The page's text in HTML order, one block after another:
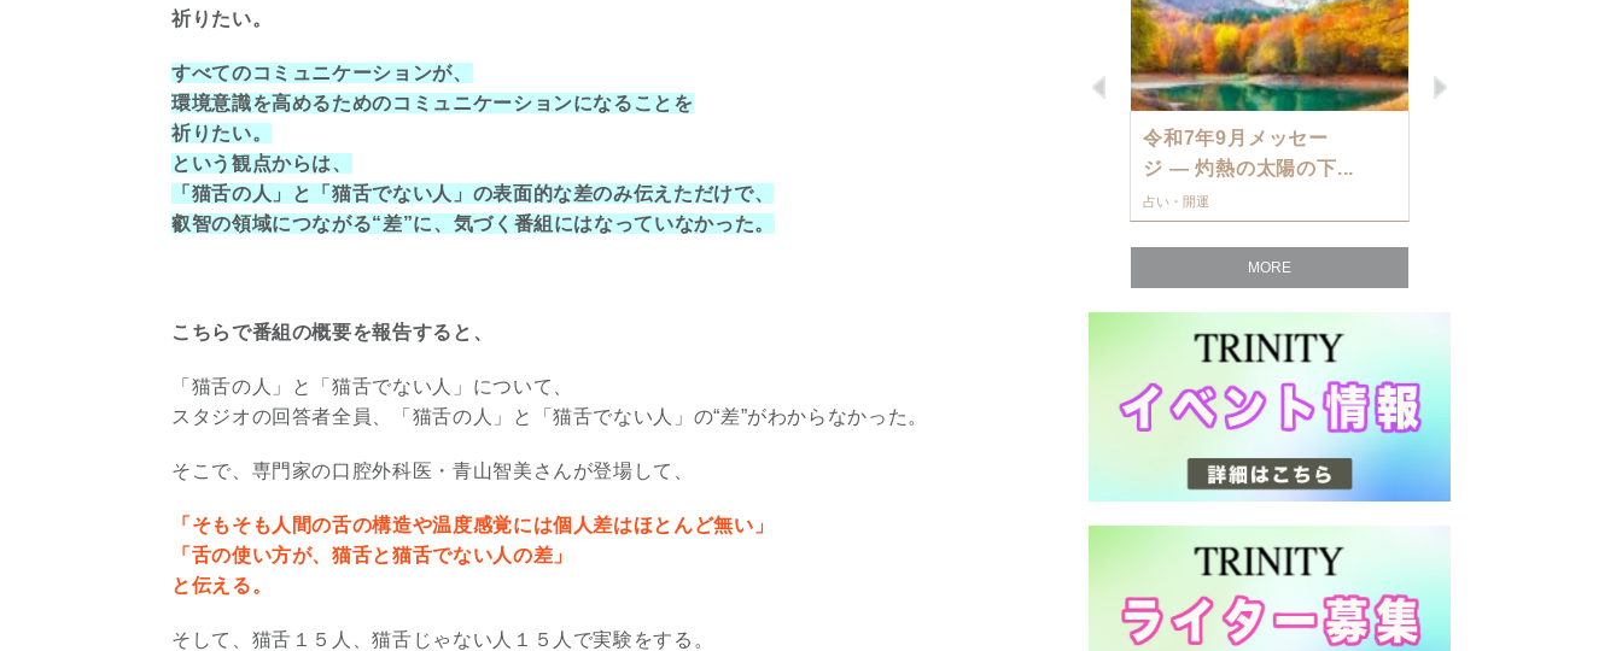
祈りたい。
すべてのコミュニケーションが、
環境意識を高めるためのコミュニケーションになることを
祈りたい。
という観点からは、
「猫舌の人」と「猫舌でない人」の表面的な差のみ伝えただけで、
叡智の領域につながる“差”に、気づく番組にはなっていなかった。
こちらで番組の概要を報告すると、
「猫舌の人」と「猫舌でない人」について、
スタジオの回答者全員、「猫舌の人」と「猫舌でない人」の“差”がわからなかった。
そこで、専門家の口腔外科医・青山智美さんが登場して、
「そもそも人間の舌の構造や温度感覚には個人差はほとんど無い」
「舌の使い方が、猫舌と猫舌でない人の差」
と伝える。
そして、猫舌１５人、猫舌じゃない人１５人で実験をする。
Previous
令和7年9月メッセー
ジ — 灼熱の太陽の下...
占い・開運
MORE